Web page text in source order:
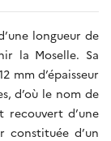
longueur de
la Moselle. Sa
mm d’épaisseur
d’où le nom de
d’une
constituée d’un